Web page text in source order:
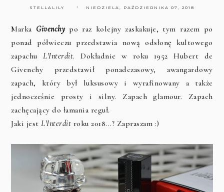
STELLALILY NIEDZIELA, PAŹDZIERNIKA 07, 2018
Marka Givenchypo raz kolejny zaskakuje, tym razem po
ponad półwieczu przedstawia nową odsłonę kultowego
zapachuL'Interdit. Dokładnie w roku 1952 Hubert de
Givenchy przedstawił ponadczasowy, awangardowy
zapach, który był luksusowy i wyrafinowany a także
jednocześnie prosty i silny. Zapach glamour. Zapach
zachęcający do łamania reguł.
Jaki jestL'Interdit roku 2018...? Zapraszam :)